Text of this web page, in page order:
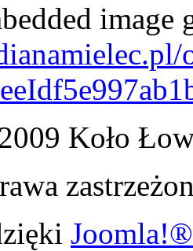
image
Koło
Joomla!®